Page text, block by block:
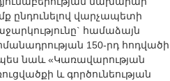
ընդունելով վարչապետի
համաձայն
150-րդ հոդվածի,
նաև «Կառավարության
և գործունեության